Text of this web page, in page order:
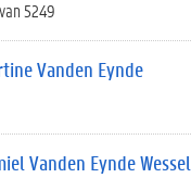
5249
Vanden Eynde
Vanden Eynde Wessel